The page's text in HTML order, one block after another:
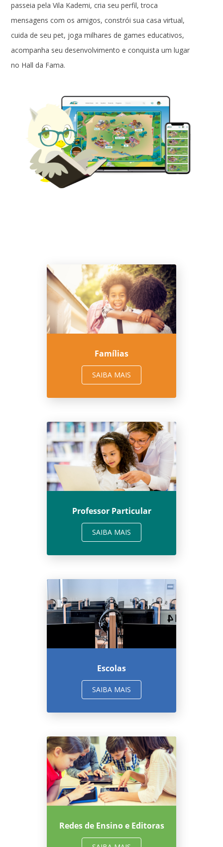
passeia pela Vila Kademi, cria seu perfil, troca
mensagens com os amigos, constrói sua casa virtual,
cuida de seu pet, joga milhares de games educativos,
acompanha seu desenvolvimento e conquista um lugar
no Hall da Fama.
Famílias
SAIBA MAIS
Professor Particular
SAIBA MAIS
Escolas
SAIBA MAIS
Redes de Ensino e Editoras